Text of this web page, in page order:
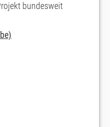
bundesweit